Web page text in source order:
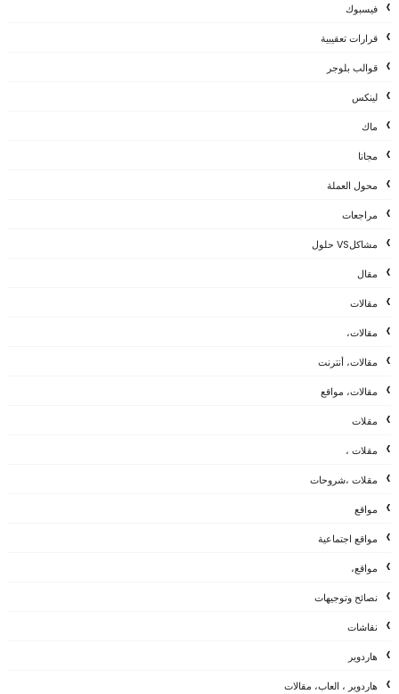
فيسبوك
قرارات تعقيبية
قوالب بلوجر
لينكس
ماك
مجانا
محول العملة
مراجعات
مشاكلVS حلول
مقال
مقالات
مقالات،
مقالات، أنترنت
مقالات، مواقع
مقلات
مقلات ،
مقلات ،شروحات
مواقع
مواقع اجتماعية
مواقع،
نصائح وتوجيهات
نقاشات
هاردوير
هاردوير ، العاب، مقالات